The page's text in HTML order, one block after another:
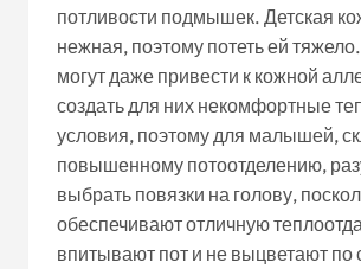
потливости подмышек. Детская
нежная, поэтому потеть ей
могут даже привести к кожной
создать для них некомфортные
условия, поэтому для малышей,
повышенному потоотделению,
выбрать повязки на голову,
обеспечивают отличную
впитывают пот и не выцветают по